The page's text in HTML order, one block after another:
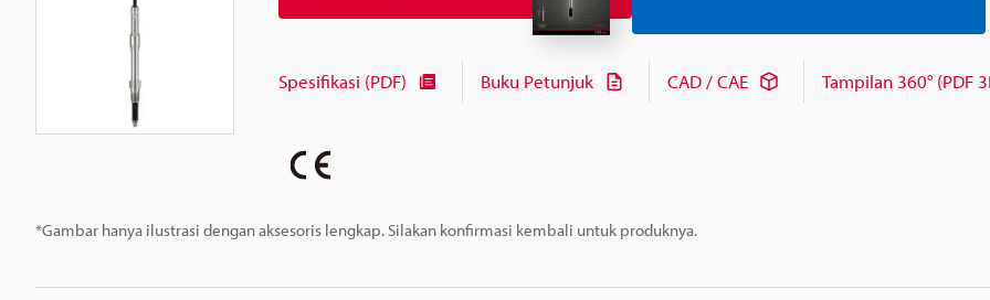
*Gambar hanya ilustrasi dengan aksesoris lengkap. Silakan konfirmasi kembali untuk produknya.
Spesifikasi (PDF) Buku Petunjuk CAD / CAE Tampilan 360° (PDF